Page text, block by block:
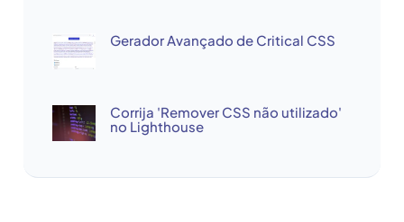
Gerador Avançado de Critical CSS
Corrija 'Remover CSS não utilizado'
no Lighthouse